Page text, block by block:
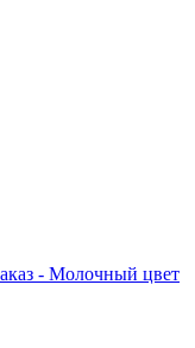
- Молочный цвет